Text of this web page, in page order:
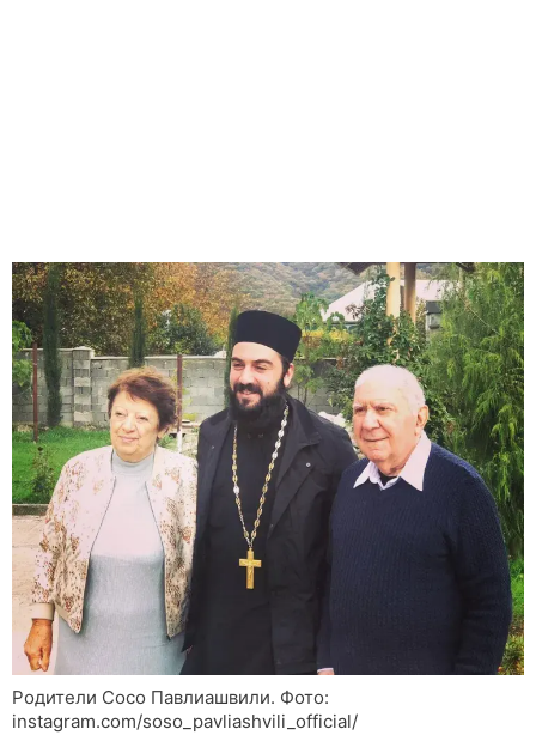
Родители Сосо Павлиашвили. Фото:
instagram.com/soso_pavliashvili_official/